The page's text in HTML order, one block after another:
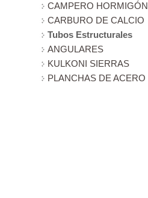
CAMPERO HORMIGÓN
CARBURO DE CALCIO
Tubos Estructurales
ANGULARES
KULKONI SIERRAS
PLANCHAS DE ACERO